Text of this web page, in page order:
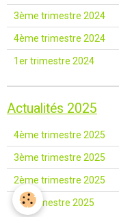
3ème trimestre 2024
4ème trimestre 2024
1er trimestre 2024
Actualités 2025
4ème trimestre 2025
3ème trimestre 2025
2ème trimestre 2025
1er trimestre 2025